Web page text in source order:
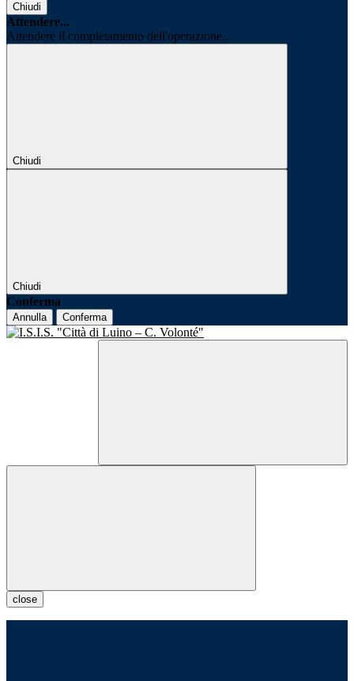
Chiudi
Attendere...
Attendere il completamento dell'operazione...
Chiudi
Chiudi
Conferma
Annulla Conferma
close